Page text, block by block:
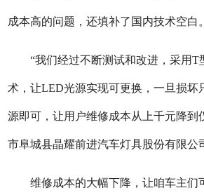
成本高的问题，还填补了国内技术空白。
“我们经过不断测试和改进，采用T
术，让LED光源实现可更换，一旦损坏
源即可，让用户维修成本从上千元降到
市阜城县晶耀前进汽车灯具股份有限公
维修成本的大幅下降，让咱车主们